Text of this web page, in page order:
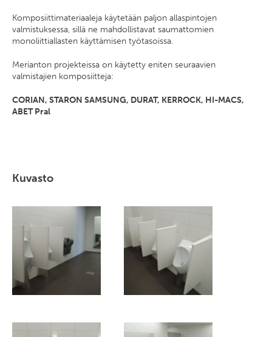
Komposiittimateriaaleja käytetään paljon allaspintojen
valmistuksessa, sillä ne mahdollistavat saumattomien
monoliittiallasten käyttämisen työtasoissa.
Merianton projekteissa on käytetty eniten seuraavien
valmistajien komposiitteja:
CORIAN, STARON SAMSUNG, DURAT, KERROCK, HI-MACS,
ABET Pral
Kuvasto